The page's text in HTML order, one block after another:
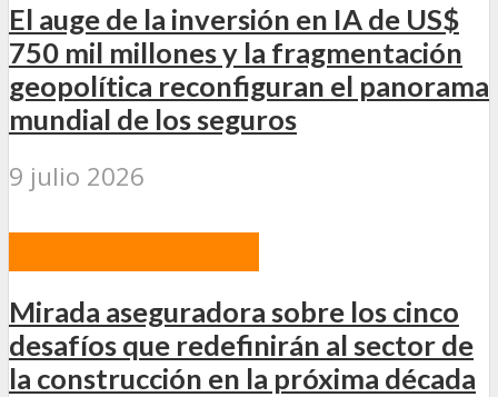
El auge de la inversión en IA de US$
750 mil millones y la fragmentación
geopolítica reconfiguran el panorama
mundial de los seguros
9 julio 2026
Mirada aseguradora sobre los cinco
desafíos que redefinirán al sector de
la construcción en la próxima década